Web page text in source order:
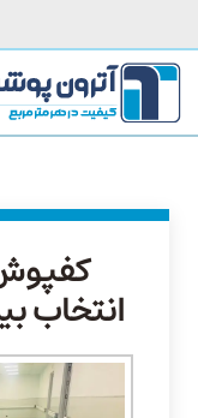
انتخاب